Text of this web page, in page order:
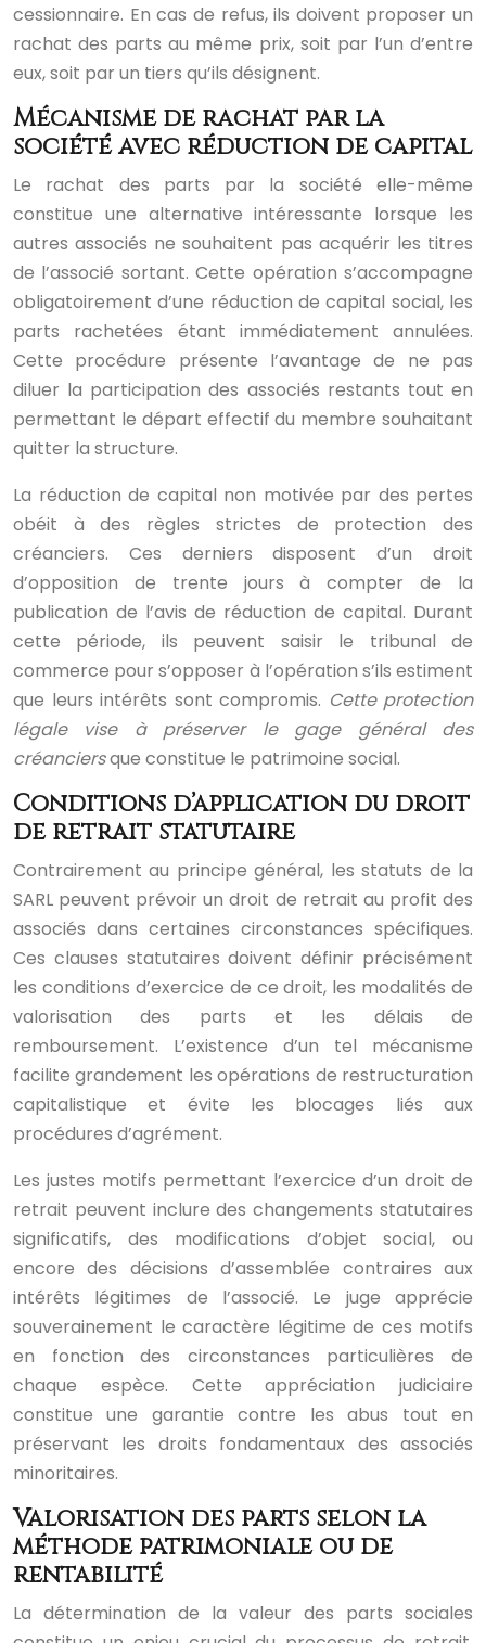
cessionnaire. En cas de refus, ils doivent proposer un
rachat des parts au même prix, soit par l’un d’entre
eux, soit par un tiers qu’ils désignent.
Mécanisme de rachat par la
société avec réduction de capital
Le rachat des parts par la société elle-même
constitue une alternative intéressante lorsque les
autres associés ne souhaitent pas acquérir les titres
de l’associé sortant. Cette opération s’accompagne
obligatoirement d’une réduction de capital social, les
parts rachetées étant immédiatement annulées.
Cette procédure présente l’avantage de ne pas
diluer la participation des associés restants tout en
permettant le départ effectif du membre souhaitant
quitter la structure.
La réduction de capital non motivée par des pertes
obéit à des règles strictes de protection des
créanciers. Ces derniers disposent d’un droit
d’opposition de trente jours à compter de la
publication de l’avis de réduction de capital. Durant
cette période, ils peuvent saisir le tribunal de
commerce pour s’opposer à l’opération s’ils estiment
que leurs intérêts sont compromis. Cette protection
légale vise à préserver le gage général des
créanciersque constitue le patrimoine social.
Conditions d’application du droit
de retrait statutaire
Contrairement au principe général, les statuts de la
SARL peuvent prévoir un droit de retrait au profit des
associés dans certaines circonstances spécifiques.
Ces clauses statutaires doivent définir précisément
les conditions d’exercice de ce droit, les modalités de
valorisation des parts et les délais de
remboursement. L’existence d’un tel mécanisme
facilite grandement les opérations de restructuration
capitalistique et évite les blocages liés aux
procédures d’agrément.
Les justes motifs permettant l’exercice d’un droit de
retrait peuvent inclure des changements statutaires
significatifs, des modifications d’objet social, ou
encore des décisions d’assemblée contraires aux
intérêts légitimes de l’associé. Le juge apprécie
souverainement le caractère légitime de ces motifs
en fonction des circonstances particulières de
chaque espèce. Cette appréciation judiciaire
constitue une garantie contre les abus tout en
préservant les droits fondamentaux des associés
minoritaires.
Valorisation des parts selon la
méthode patrimoniale ou de
rentabilité
La détermination de la valeur des parts sociales